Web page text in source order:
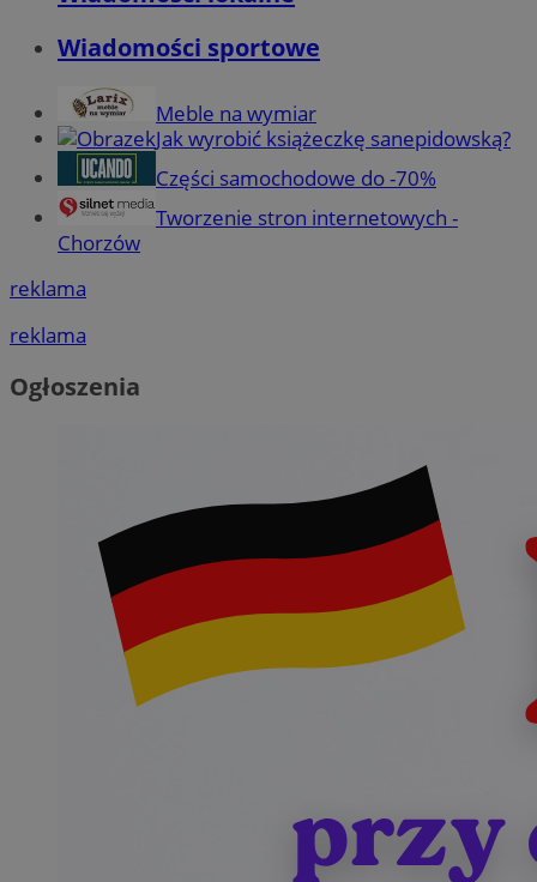
Wiadomości sportowe
Meble na wymiar
Jak wyrobić książeczkę sanepidowską?
Części samochodowe do -70%
Tworzenie stron internetowych -
Chorzów
reklama
reklama
Ogłoszenia